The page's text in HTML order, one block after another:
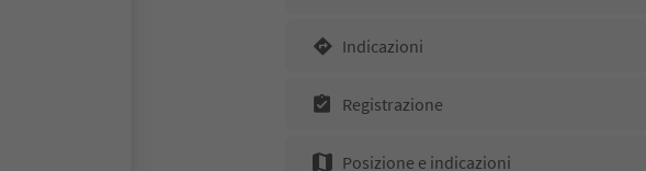
Indicazioni
Registrazione
Posizione e indicazioni